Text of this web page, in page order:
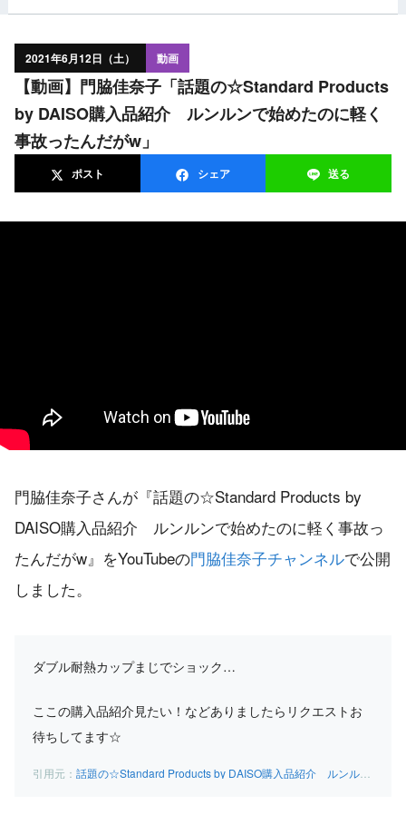
2021年6月12日（土） 動画
【動画】門脇佳奈子「話題の☆Standard Products
by DAISO購入品紹介 ルンルンで始めたのに軽く
事故ったんだがw」
ポスト シェア 送る
門脇佳奈子さんが『話題の☆Standard Products by
DAISO購入品紹介 ルンルンで始めたのに軽く事故っ
たんだがw』をYouTubeの門脇佳奈子チャンネルで公開
しました。
ダブル耐熱カップまじでショック…
ここの購入品紹介見たい！などありましたらリクエストお
待ちしてます☆
話題の☆Standard Products by DAISO購入品紹介 ルンルンで始めたのに軽く事故ったんだがw – YouTube